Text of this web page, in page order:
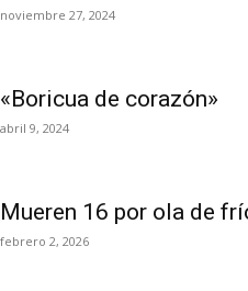
noviembre 27, 2024
«Boricua de corazón»
abril 9, 2024
Mueren 16 por ola de
febrero 2, 2026